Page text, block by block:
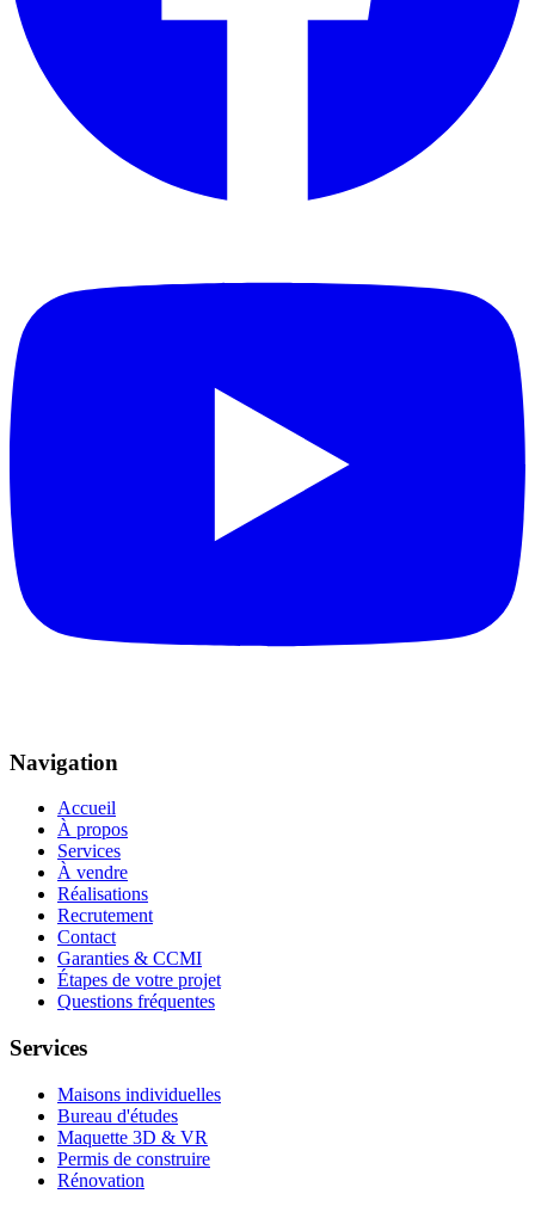
Navigation
Accueil
À propos
Services
À vendre
Réalisations
Recrutement
Contact
Garanties & CCMI
Étapes de votre projet
Questions fréquentes
Services
Maisons individuelles
Bureau d'études
Maquette 3D & VR
Permis de construire
Rénovation